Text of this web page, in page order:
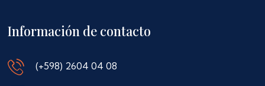
Información de contacto
(+598) 2604 04 08